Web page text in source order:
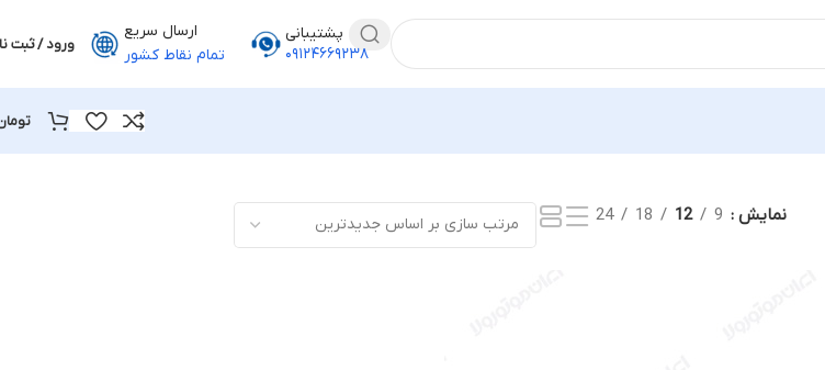
پشتیبانی
۰۹۱۲۴۶۶۹۲۳۸
ارسال سریع
تمام نقاط کشور
ورود / ثبت
نمایش 9
12
18
24